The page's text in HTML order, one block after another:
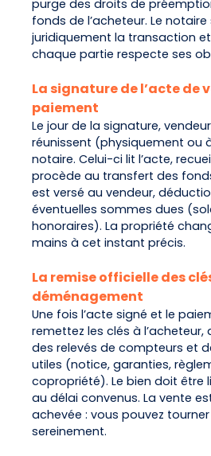
purge des droits de
fonds de l’acheteur. Le notaire
juridiquement la transaction
chaque partie respecte ses
La signature de l’acte de
paiement
Le jour de la signature,
réunissent (physiquement ou
notaire. Celui-ci lit l’acte,
procède au transfert des
est versé au vendeur,
éventuelles sommes dues
honoraires). La propriété
mains à cet instant précis.
La remise officielle des
déménagement
Une fois l’acte signé et le
remettez les clés à
des relevés de compteurs et
utiles (notice, garanties,
copropriété). Le bien doit être
au délai convenus. La vente
achevée : vous pouvez
sereinement.